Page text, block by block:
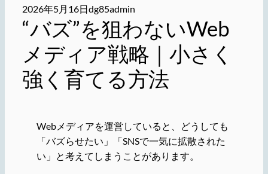
2026年5月16日dg85admin
“バズ”を狙わないWeb
メディア戦略｜小さく
強く育てる方法
Webメディアを運営していると、どうしても
「バズらせたい」「SNSで一気に拡散された
い」と考えてしまうことがあります。